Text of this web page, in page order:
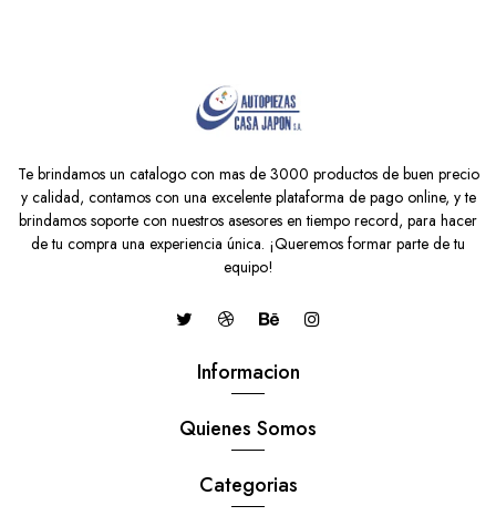
Te brindamos un catalogo con mas de 3000 productos de buen precio
y calidad, contamos con una excelente plataforma de pago online, y te
brindamos soporte con nuestros asesores en tiempo record, para hacer
de tu compra una experiencia única. ¡Queremos formar parte de tu
equipo!
Informacion
Quienes Somos
Categorias